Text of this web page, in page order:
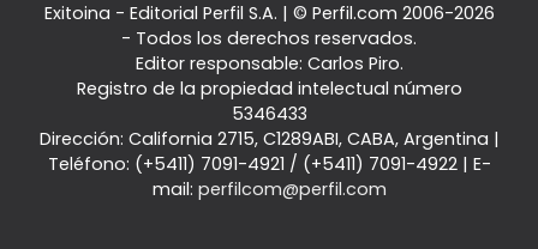
Exitoina - Editorial Perfil S.A. | © Perfil.com 2006-2026
- Todos los derechos reservados.
Editor responsable: Carlos Piro.
Registro de la propiedad intelectual número
5346433
Dirección: California 2715, C1289ABI, CABA, Argentina |
Teléfono: (+5411) 7091-4921 / (+5411) 7091-4922| E-
mail: perfilcom@perfil.com